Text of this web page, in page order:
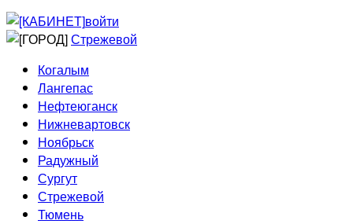
Домовые сети
войти
Стрежевой
Когалым
Лангепас
Нефтеюганск
Нижневартовск
Ноябрьск
Радужный
Сургут
Стрежевой
Тюмень